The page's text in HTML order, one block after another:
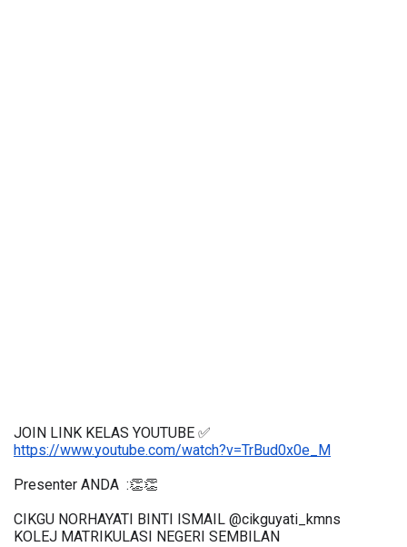
JOIN LINK KELAS YOUTUBE ✅
https://www.youtube.com/watch?v=TrBud0x0e_M
Presenter ANDA  :👏👏
CIKGU NORHAYATI BINTI ISMAIL @cikguyati_kmns
KOLEJ MATRIKULASI NEGERI SEMBILAN